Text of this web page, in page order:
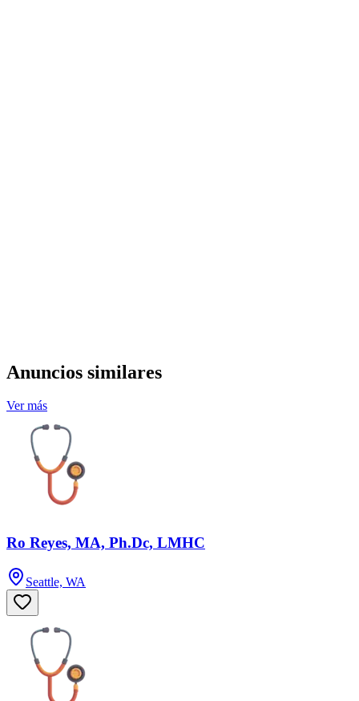
Anuncios similares
Ver más
Ro Reyes, MA, Ph.Dc, LMHC
Seattle, WA